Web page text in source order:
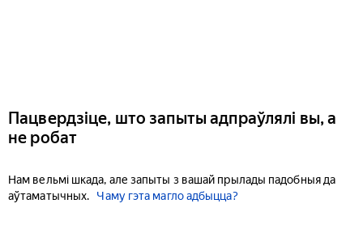
Пацвердзіце, што запыты адпраўлялі вы, а
не робат
Нам вельмі шкада, але запыты з вашай прылады падобныя да
аўтаматычных.
Чаму гэта магло адбыцца?